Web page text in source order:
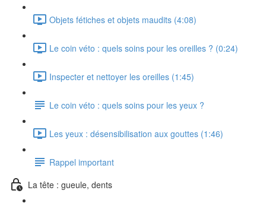
Objets fétiches et objets maudits (4:08)
Le coin véto : quels soins pour les oreilles ? (0:24)
Inspecter et nettoyer les oreilles (1:45)
Le coin véto : quels soins pour les yeux ?
Les yeux : désensibilisation aux gouttes (1:46)
Rappel important
La tête : gueule, dents